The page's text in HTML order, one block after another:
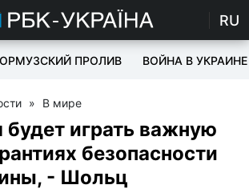
RU
ОРМУЗСКИЙ ПРОЛИВ ВОЙНА В УКРАИНЕ
» В мире
будет играть важную
безопасности
- Шольц